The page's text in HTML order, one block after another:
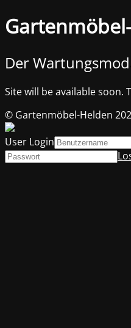
Der
Site will be available soon.
© Gartenmöbel-Helden
User Login